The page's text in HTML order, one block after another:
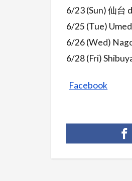
6/23 (Sun) 仙台
6/25 (Tue)
6/26 (Wed)
6/28 (Fri)
Facebook